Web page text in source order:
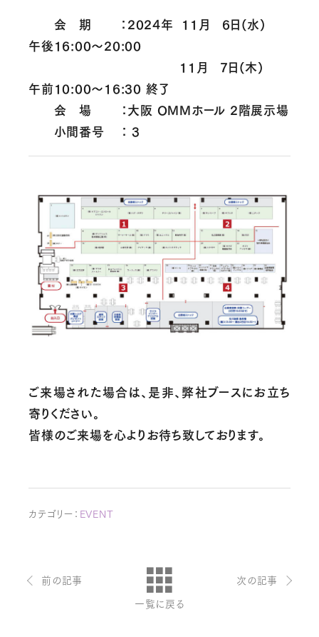
会 期 ：2024年 11月 6日(水)
午後16:00～20:00
11月 7日(木)
午前10:00～16:30 終了
会 場 ：大阪 OMMホール 2階展示場
小間番号 ： 3
ご来場された場合は、是非、弊社ブースにお立ち
寄りください。
皆様のご来場を心よりお待ち致しております。
カテゴリー： EVENT
前の記事
一覧に戻る
次の記事
お問い合わせ・ご意見は
こちらからお願いいたします。
0776-89-1370
0776-89-1375